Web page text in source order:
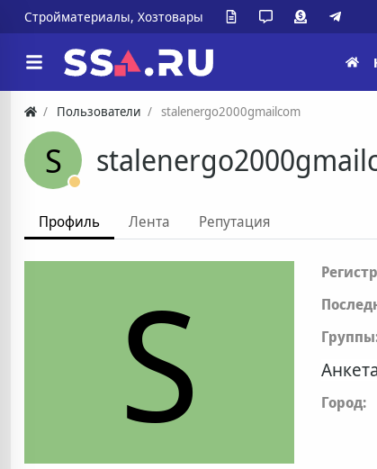
Стройматериалы, Хозтовары
Пользователи stalenergo2000gmailcom
S
Профиль Лента Репутация
S Анкета
Город: